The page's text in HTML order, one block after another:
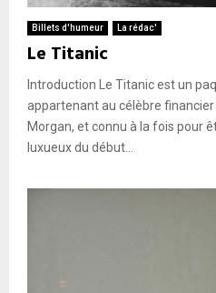
Billets d'humeur La rédac'
Le Titanic
Introduction Le Titanic est un
appartenant au célèbre
Morgan, et connu à la fois pour
luxueux du début...